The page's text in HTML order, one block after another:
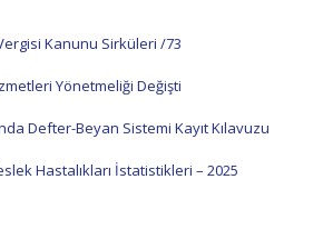
Kanunu Sirküleri /73
Yönetmeliği Değişti
Defter-Beyan Sistemi Kayıt Kılavuzu
Hastalıkları İstatistikleri – 2025